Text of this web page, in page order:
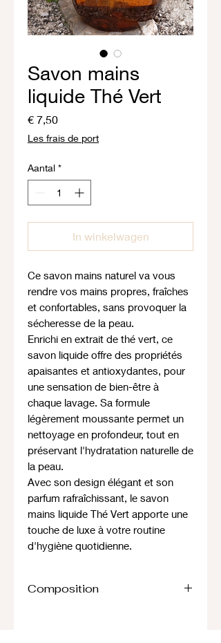
Savon mains
liquide Thé Vert
€ 7,50Prijs
Les frais de port
Aantal *
In winkelwagen
Ce savon mains naturel va vous
rendre vos mains propres, fraîches
et confortables, sans provoquer la
sécheresse de la peau.
Enrichi en extrait de thé vert, ce
savon liquide offre des propriétés
apaisantes et antioxydantes, pour
une sensation de bien-être à
chaque lavage. Sa formule
légèrement moussante permet un
nettoyage en profondeur, tout en
préservant l'hydratation naturelle de
la peau.
Avec son design élégant et son
parfum rafraîchissant, le savon
mains liquide Thé Vert apporte une
touche de luxe à votre routine
d'hygiène quotidienne.
Composition